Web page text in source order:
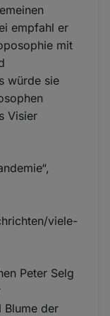
empfahl er
mit
würde sie
Visier
viele-
Peter Selg
Blume der